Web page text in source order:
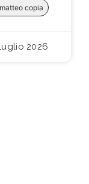
matteo copia
2026